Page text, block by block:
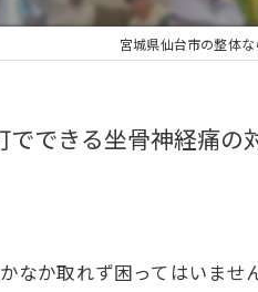
宮城県仙台市の整体
でできる坐骨神経痛の
なか取れず困ってはいま